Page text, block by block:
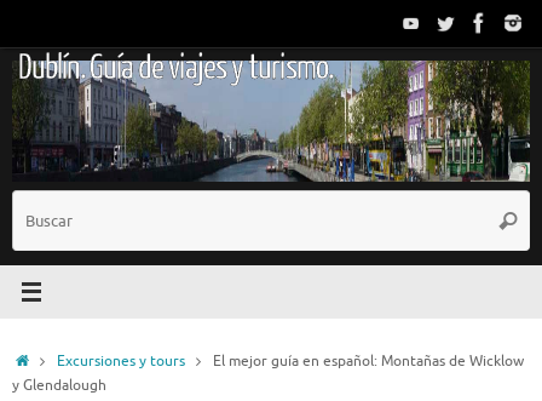
contenido
Dublín. Guía de viajes y turismo.
InicioExcursiones y tours
El mejor guía en español: Montañas de Wicklow
y Glendalough